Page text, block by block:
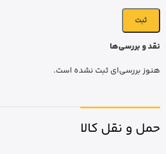
نقد و بررسی‌ها
هنوز بررسی‌ای ثبت نشده است.
حمل و نقل کالا